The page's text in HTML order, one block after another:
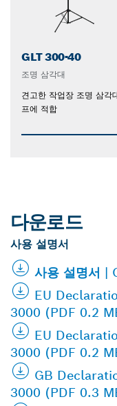
GLT 300-40
조명 삼각대
견고한 작업장 조명 삼
프에 적합
다운로드
사용 설명서
사용 설명서 |
EU
3000 (PDF 0.2
EU
3000 (PDF 0.2
GB
3000 (PDF 0.3